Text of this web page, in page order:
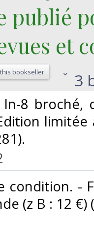
publié
et
bookseller 3
In-8 broché,
condition. -
(z B : 12 €)